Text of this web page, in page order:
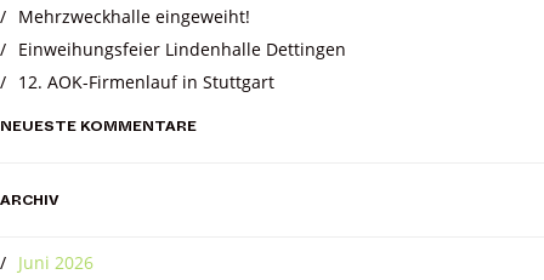
Mehrzweckhalle eingeweiht!
Einweihungsfeier Lindenhalle Dettingen
12. AOK-Firmenlauf in Stuttgart
NEUESTE KOMMENTARE
ARCHIV
Juni 2026